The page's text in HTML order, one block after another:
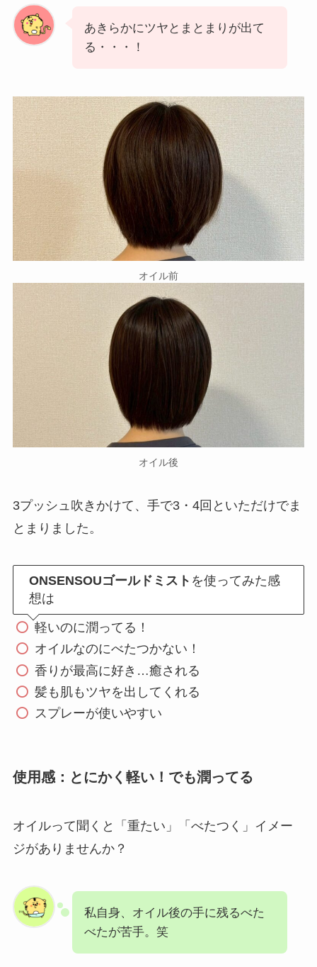
あきらかにツヤとまとまりが出て
る・・・！
オイル前
オイル後
3プッシュ吹きかけて、手で3・4回といただけでま
とまりました。
ONSENSOUゴールドミスト を使ってみた感
想は
軽いのに潤ってる！
オイルなのにべたつかない！
香りが最高に好き…癒される
髪も肌もツヤを出してくれる
スプレーが使いやすい
使用感：とにかく軽い！でも潤ってる
オイルって聞くと「重たい」「べたつく」イメー
ジがありませんか？
私自身、オイル後の手に残るべた
べたが苦手。笑